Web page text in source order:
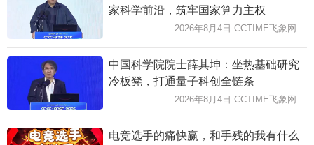
家科学前沿，筑牢国家算力主权
2026年8月4日 CCTIME飞象网
中国科学院院士薛其坤：坐热基础研究
冷板凳，打通量子科创全链条
2026年8月4日 CCTIME飞象网
电竞选手的痛快赢，和手残的我有什么